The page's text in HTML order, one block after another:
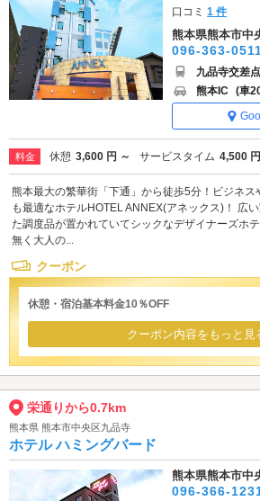
口コミ1 件
熊本県熊本市中
096-363-
九品寺交差
熊本IC (車
料金 休憩 3,600 円 ～ サービスタイム 4,500
熊本最大の繁華街「下通」から徒歩5分！ビジネス
も最適なホテルHOTEL ANNEX(アネックス)！ 広
た調度品が置かれていてシックなデザイナーズホ
無く大人の...
クーポン
休憩・宿泊基本料金10％OFF
クーポン内容をもっと見
栄通りから0.7km
熊本県 熊本市中央区九品寺
ホテル ハミングバード
熊本県熊本市中
096-366-